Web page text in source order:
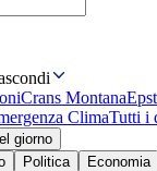
Crans Montana
ClimaTutti i
giorno
Politica Economia